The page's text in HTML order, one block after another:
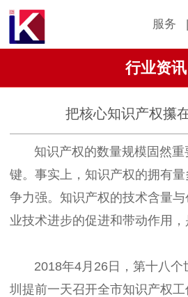
服务 |
行业资讯
把核心知识产权攥
知识产权的数量规模固然重
键。事实上，知识产权的拥有
争力强。知识产权的技术含量
业技术进步的促进和带动作用，
2018年4月26日，第十八个
圳提前一天召开全市知识产权